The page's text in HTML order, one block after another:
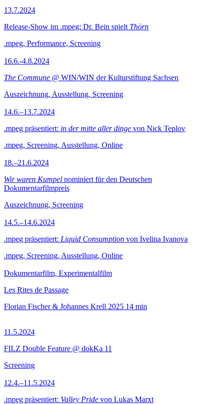
13.7.2024
Release-Show im .mpeg: Dr. Bein spielt Thörn
.mpeg, Performance, Screening
16.6.-4.8.2024
The Commune @ WIN/WIN der Kulturstiftung Sachsen
Auszeichnung, Ausstellung, Screening
14.6.–13.7.2024
.mpeg präsentiert: in der mitte aller dinge von Nick Teplov
.mpeg, Screening, Ausstellung, Online
18.–21.6.2024
Wir waren Kumpel nominiert für den Deutschen
Dokumentarfilmpreis
Auszeichnung, Screening
14.5.–14.6.2024
.mpeg präsentiert: Liquid Consumption von Ivelina Ivanova
.mpeg, Screening, Ausstellung, Online
Dokumentarfilm, Experimentalfilm
Les Rites de Passage
Florian Fischer & Johannes Krell 2025 14 min
11.5.2024
FILZ Double Feature @ dokKa 11
Screening
12.4.–11.5.2024
.mpeg präsentiert: Valley Pride von Lukas Marxt